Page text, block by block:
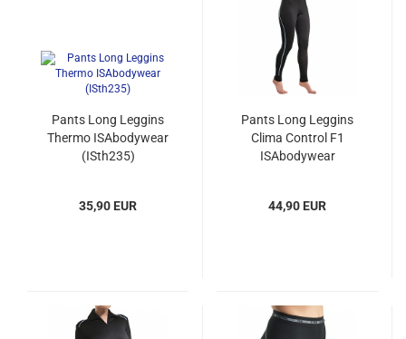
Pants Long Leggins
Thermo ISAbodywear
(ISth235)
35,90 EUR
Pants Long Leggins
Clima Control F1
ISAbodywear
44,90 EUR